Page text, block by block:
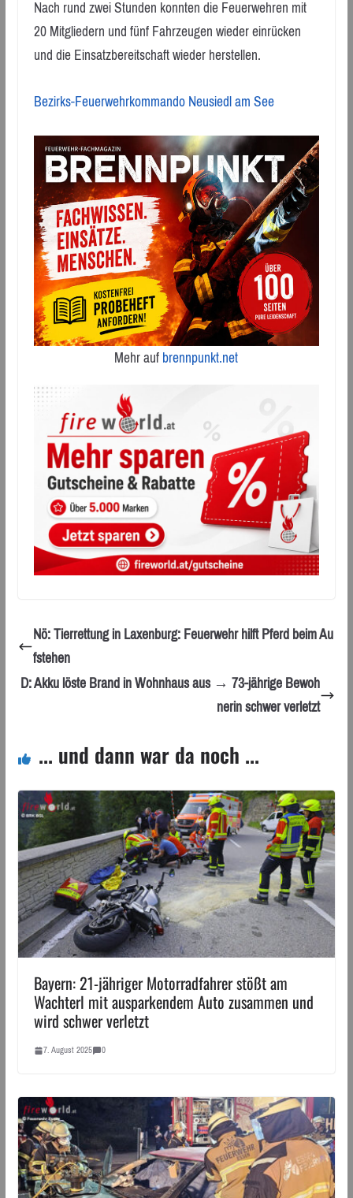
Nach rund zwei Stunden konnten die Feuerwehren mit
20 Mitgliedern und fünf Fahrzeugen wieder einrücken
und die Einsatzbereitschaft wieder herstellen.
Bezirks-Feuerwehrkommando Neusiedl am See
Mehr aufbrennpunkt.net
Nö: Tierrettung in Laxenburg: Feuerwehr hilft Pferd beim Au
fstehen
D: Akku löste Brand in Wohnhaus aus → 73-jährige Bewoh
nerin schwer verletzt
... und dann war da noch ...
Bayern: 21-jähriger Motorradfahrer stößt am
Wachterl mit ausparkendem Auto zusammen und
wird schwer verletzt
7. August 2025 0